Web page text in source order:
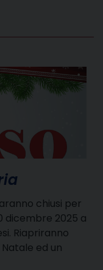
chiusi per
dicembre 2025 a
Riapriranno
ed un